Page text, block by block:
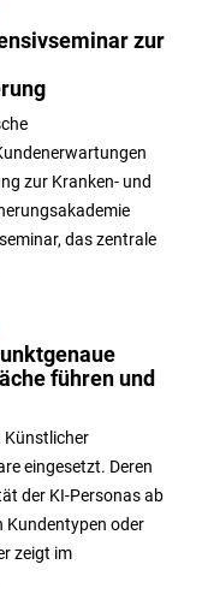
zur
zur Kranken- und
das zentrale
führen und
Künstlicher
eingesetzt. Deren
der KI-Personas ab
Kundentypen oder
zeigt im